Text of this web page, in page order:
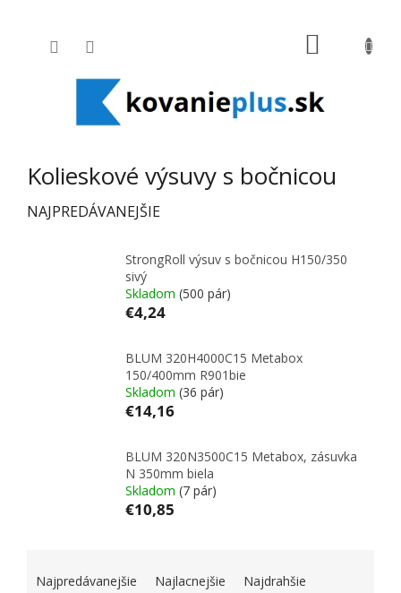
Kolieskové výsuvy s bočnicou
NAJPREDÁVANEJŠIE
StrongRoll výsuv s bočnicou H150/350
sivý
Skladom (500 pár)
€4,24
BLUM 320H4000C15 Metabox
150/400mm R901bie
Skladom (36 pár)
€14,16
BLUM 320N3500C15 Metabox, zásuvka
N 350mm biela
Skladom (7 pár)
€10,85
Najpredávanejšie Najlacnejšie Najdrahšie